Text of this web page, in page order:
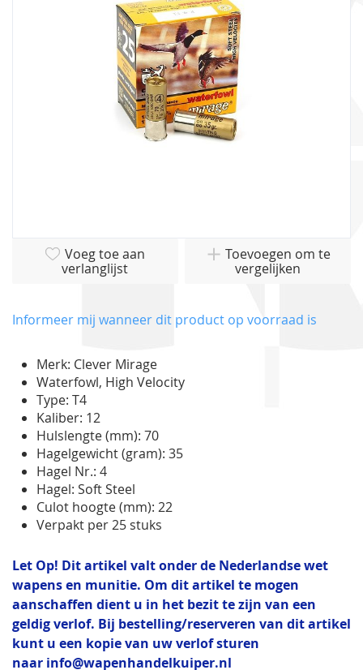
van
gallerij
Voeg toe aan
verlanglijst
Toevoegen om te
vergelijken
Informeer mij wanneer dit product op voorraad is
Merk: Clever Mirage
Waterfowl, High Velocity
Type: T4
Kaliber: 12
Hulslengte (mm): 70
Hagelgewicht (gram): 35
Hagel Nr.: 4
Hagel: Soft Steel
Culot hoogte (mm): 22
Verpakt per 25 stuks
Let Op! Dit artikel valt onder de Nederlandse wet
wapens en munitie. Om dit artikel te mogen
aanschaffen dient u in het bezit te zijn van een
geldig verlof. Bij bestelling/reserveren van dit artikel
kunt u een kopie van uw verlof sturen
naar info@wapenhandelkuiper.nl